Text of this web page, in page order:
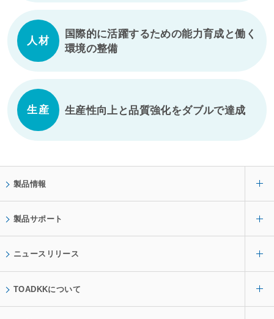
人材
国際的に活躍するための能力育成と働く
環境の整備
生産 生産性向上と品質強化をダブルで達成
製品情報
製品サポート
ニュースリリース
TOADKKについて